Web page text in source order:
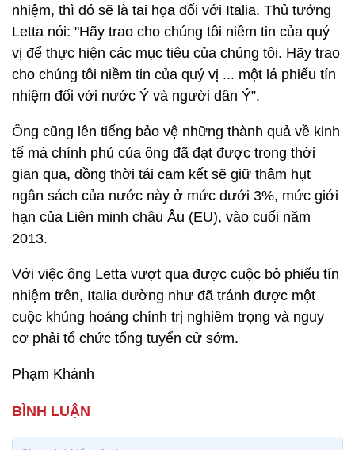
nhiệm, thì đó sẽ là tai họa đối với Italia. Thủ tướng
Letta nói: "Hãy trao cho chúng tôi niềm tin của quý
vị để thực hiện các mục tiêu của chúng tôi. Hãy trao
cho chúng tôi niềm tin của quý vị ... một lá phiếu tín
nhiệm đối với nước Ý và người dân Ý”.
Ông cũng lên tiếng bảo vệ những thành quả về kinh
tế mà chính phủ của ông đã đạt được trong thời
gian qua, đồng thời tái cam kết sẽ giữ thâm hụt
ngân sách của nước này ở mức dưới 3%, mức giới
hạn của Liên minh châu Âu (EU), vào cuối năm
2013.
Với việc ông Letta vượt qua được cuộc bỏ phiếu tín
nhiệm trên, Italia dường như đã tránh được một
cuộc khủng hoảng chính trị nghiêm trọng và nguy
cơ phải tổ chức tổng tuyển cử sớm.
Phạm Khánh